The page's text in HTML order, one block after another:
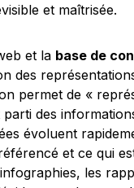
et maîtrisée.
et la base de
des
permet de «
des
évoluent
et ce qui
les